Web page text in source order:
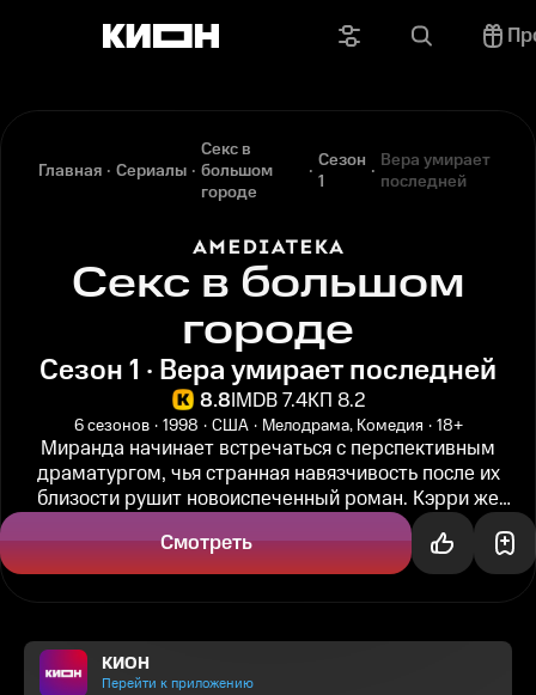
Главная Сериалы
Секс в
большом
городе
Сезон
1
Вера умирает
последней
Секс в большом
городе
Сезон 1 · Вера умирает последней
8.8IMDB 7.4КП 8.2
6 сезонов 1998 США Мелодрама, Комедия 18+
Миранда начинает встречаться с перспективным
драматургом, чья странная навязчивость после их
близости рушит новоиспеченный роман. Кэрри же
наблюдает за тем, как мистер Биг...
Смотреть
КИОН
Перейти к приложению